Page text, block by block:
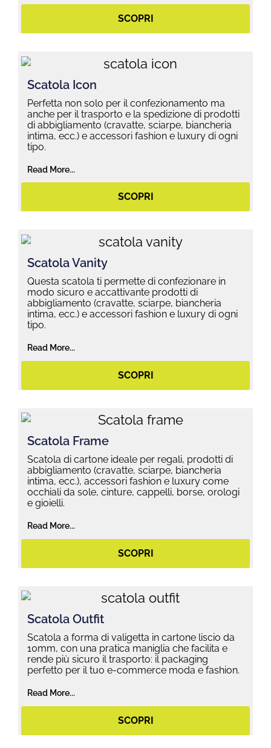
SCOPRI
Scatola Icon
Perfetta non solo per il confezionamento ma
anche per il trasporto e la spedizione di prodotti
di abbigliamento (cravatte, sciarpe, biancheria
intima, ecc.) e accessori fashion e luxury di ogni
tipo.
Read More...
SCOPRI
Scatola Vanity
Questa scatola ti permette di confezionare in
modo sicuro e accattivante prodotti di
abbigliamento (cravatte, sciarpe, biancheria
intima, ecc.) e accessori fashion e luxury di ogni
tipo.
Read More...
SCOPRI
Scatola Frame
Scatola di cartone ideale per regali, prodotti di
abbigliamento (cravatte, sciarpe, biancheria
intima, ecc.), accessori fashion e luxury come
occhiali da sole, cinture, cappelli, borse, orologi
e gioielli.
Read More...
SCOPRI
Scatola Outfit
Scatola a forma di valigetta in cartone liscio da
10mm, con una pratica maniglia che facilita e
rende più sicuro il trasporto: il packaging
perfetto per il tuo e-commerce moda e fashion.
Read More...
SCOPRI